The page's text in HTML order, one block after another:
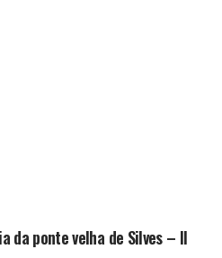
da ponte velha de Silves – II